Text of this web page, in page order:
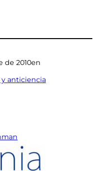
de 2010en
anticiencia